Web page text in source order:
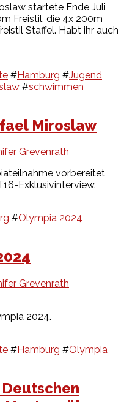
startete Ende Juli
Freistil, die 4x 200m
Staffel. Habt ihr auch
#Hamburg #Jugend
#schwimmen
Miroslaw
Grevenrath
vorbereitet,
Exklusivinterview.
#Olympia 2024
Grevenrath
2024.
#Hamburg #Olympia